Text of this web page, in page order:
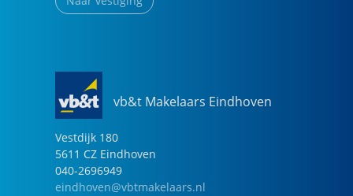
vb&t Makelaars Eindhoven
Vestdijk 180
5611 CZ Eindhoven
040-2696949
eindhoven@vbtmakelaars.nl